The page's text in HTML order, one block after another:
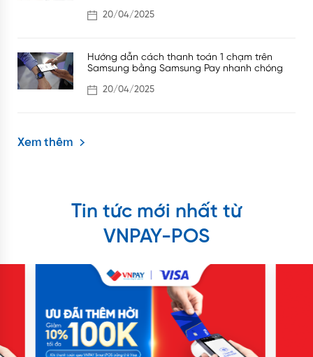
20/04/2025
Hướng dẫn cách thanh toán 1 chạm trên
Samsung bằng Samsung Pay nhanh chóng
20/04/2025
Xem thêm
Tin tức mới nhất từ
VNPAY-POS